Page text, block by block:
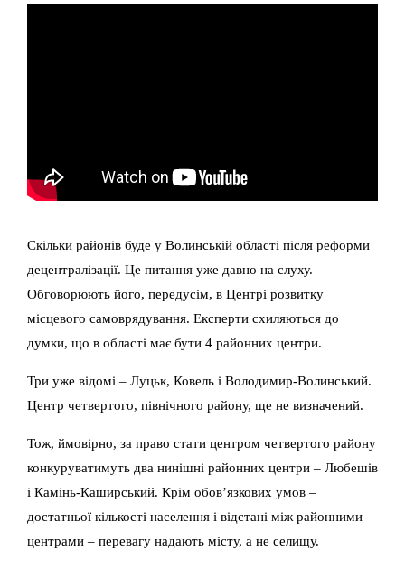
Скільки районів буде у Волинській області після реформи
децентралізації. Це питання уже давно на слуху.
Обговорюють його, передусім, в Центрі розвитку
місцевого самоврядування. Експерти схиляються до
думки, що в області має бути 4 районних центри.
Три уже відомі – Луцьк, Ковель і Володимир-Волинський.
Центр четвертого, північного району, ще не визначений.
Тож, ймовірно, за право стати центром четвертого району
конкуруватимуть два нинішні районних центри – Любешів
і Камінь-Каширський. Крім обов’язкових умов –
достатньої кількості населення і відстані між районними
центрами – перевагу надають місту, а не селищу.